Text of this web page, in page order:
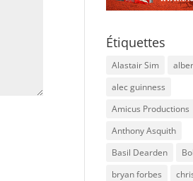
Étiquettes
Alastair Sim
alec guinness
Amicus Productions
Anthony Asquith
Basil Dearden
bryan forbes